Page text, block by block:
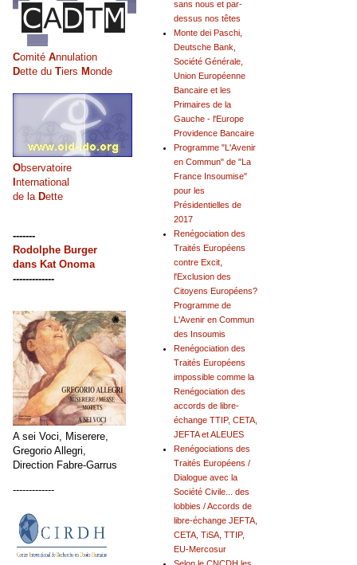
sans nous et par-
dessus nos têtes
Monte dei Paschi,
Deutsche Bank,
Société Générale,
Union Européenne
Bancaire et les
Primaires de la
Gauche - l'Europe
Providence Bancaire
Programme "L'Avenir
en Commun" de "La
France Insoumise"
pour les
Présidentielles de
2017
Renégociation des
Traités Européens
contre Excit,
l'Exclusion des
Citoyens Européens?
Programme de
L'Avenir en Commun
des Insoumis
Renégociation des
Traités Européens
impossible comme la
Renégociation des
accords de libre-
échange TTIP, CETA,
JEFTA et ALEUES
Renégociations des
Traités Européens /
Dialogue avec la
Société Civile... des
lobbies / Accords de
libre-échange JEFTA,
CETA, TiSA, TTIP,
EU-Mercosur
Comité Annulation
Dette du Tiers Monde
Observatoire
International
de la Dette
-------
Rodolphe Burger
dans Kat Onoma
-------------
A sei Voci, Miserere,
Gregorio Allegri,
Direction Fabre-Garrus
-------------